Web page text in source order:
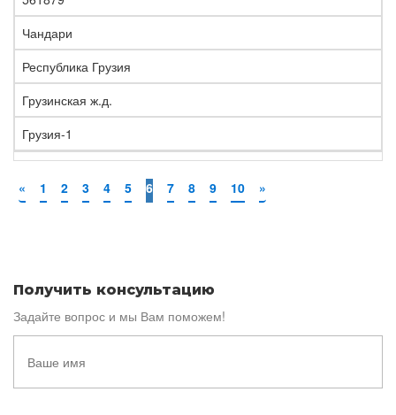
Чандари
Республика Грузия
Грузинская ж.д.
Грузия-1
« 1 2 3 4 5 6 7 8 9 10 »
Получить консультацию
Задайте вопрос и мы Вам поможем!